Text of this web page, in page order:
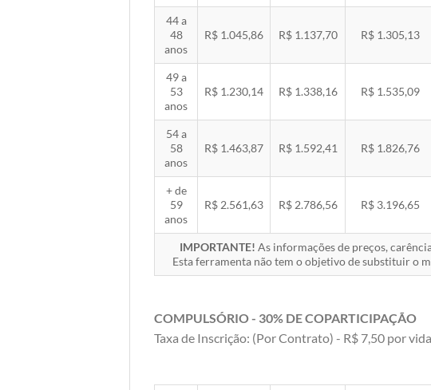
44 a
48
anos
R$ 1.045,86 R$ 1.137,70 R$ 1.305,13
49 a
53
anos
R$ 1.230,14 R$ 1.338,16 R$ 1.535,09
54 a
58
anos
R$ 1.463,87 R$ 1.592,41 R$ 1.826,76
+ de
59
anos
R$ 2.561,63 R$ 2.786,56 R$ 3.196,65
IMPORTANTE! As informações de preços,
Esta ferramenta não tem o objetivo de substituir o
COMPULSÓRIO - 30% DE COPARTICIPAÇÃO
Taxa de Inscrição: (Por Contrato) - R$ 7,50 por